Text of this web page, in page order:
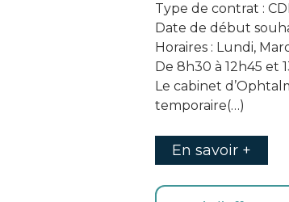
Type de contrat : CDI
Date de début
Horaires : Lundi,
De 8h30 à 12h45 et
Le cabinet
temporaire(…)
En savoir +